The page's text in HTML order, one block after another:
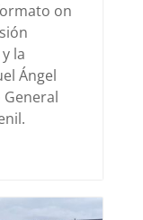
on
la
Ángel